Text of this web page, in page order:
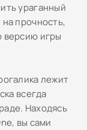
ураганный
прочность,
версию игры
лежит
всегда
Находясь
вы сами